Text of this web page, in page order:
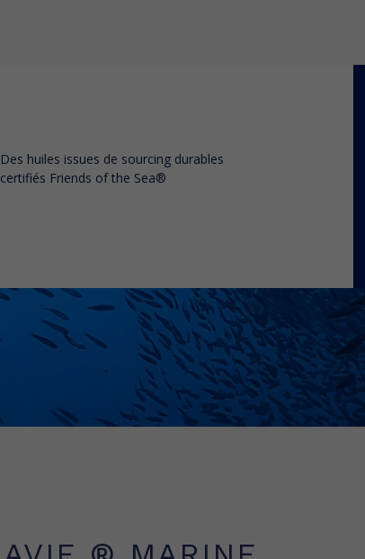
Des huiles issues de sourcing durables
certifiés Friends of the Sea®